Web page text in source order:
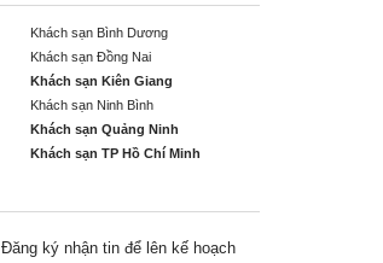
Khách sạn Bình Dương
Khách sạn Đồng Nai
Khách sạn Kiên Giang
Khách sạn Ninh Bình
Khách sạn Quảng Ninh
Khách sạn TP Hồ Chí Minh
Đăng ký nhận tin để lên kế hoạch